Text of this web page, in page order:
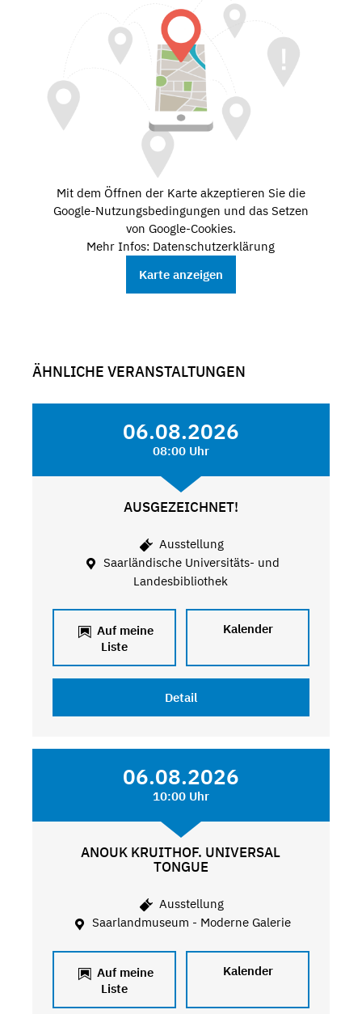
Mit dem Öffnen der Karte akzeptieren Sie die
Google-Nutzungsbedingungen und das Setzen
von Google-Cookies.
Mehr Infos: Datenschutzerklärung
Karte anzeigen
ÄHNLICHE VERANSTALTUNGEN
06.08.2026
08:00 Uhr
AUSGEZEICHNET!
Ausstellung
Saarländische Universitäts- und
Landesbibliothek
Auf meine
Liste
Kalender
Detail
06.08.2026
10:00 Uhr
ANOUK KRUITHOF. UNIVERSAL
TONGUE
Ausstellung
Saarlandmuseum - Moderne Galerie
Auf meine
Liste
Kalender